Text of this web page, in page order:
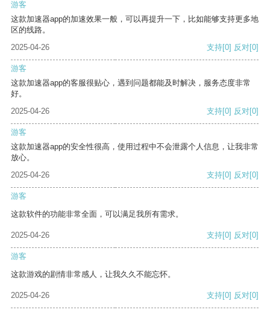
游客
这款加速器app的加速效果一般，可以再提升一下，比如能够支持更多地
区的线路。
2025-04-26
支持[0] 反对[0]
游客
这款加速器app的客服很贴心，遇到问题都能及时解决，服务态度非常
好。
2025-04-26
支持[0] 反对[0]
游客
这款加速器app的安全性很高，使用过程中不会泄露个人信息，让我非常
放心。
2025-04-26
支持[0] 反对[0]
游客
这款软件的功能非常全面，可以满足我所有需求。
2025-04-26 支持[0] 反对[0]
游客
这款游戏的剧情非常感人，让我久久不能忘怀。
2025-04-26 支持[0] 反对[0]